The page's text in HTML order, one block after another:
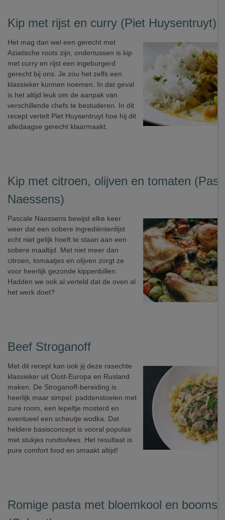
Kip met rijst en curry (Piet Huysentruyt)
Het mag dan wel een gerecht met
Aziatische roots zijn, ondertussen is kip
met curry en rijst een ingeburgerd
gerecht bij ons. Je zou het zelfs een
klassieker kunnen noemen. In dat geval
is het altijd leuk om de aanpak van
verschillende chefs te bestuderen. In dit
recept vertelt Piet Huysentruyt hoe hij dit
alledaagse gerecht klaarmaakt.
Kip met citroen, olijven en tomaten
Naessens)
Pascale Naessens bewijst elke keer
weer dat een sobere ingrediëntenlijst
echt niet gelijk hoeft te staan aan een
sobere maaltijd. Met niet meer dan
citroen, tomaatjes en olijven zorgt ze
voor heerlijk gezonde kippenbillen.
Hadden we ook al verteld dat de oven al
het werk doet?
Beef Stroganoff
Met dit recept kan ook jij deze rasechte
klassieker uit Oost-Europa en Rusland
maken. De Stroganoff-bereiding is
heerlijk maar simpel: paddenstoelen met
zure room, een lepeltje mosterd en
eventueel een scheutje wodka. Dat
heldere basisconcept is vooral populair
met stukjes rundsvlees. Het resultaat is
pure comfort food en smaakt altijd!
Romige pasta met bloemkool en